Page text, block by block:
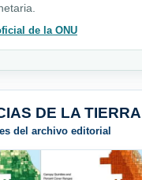
de la ONU
DE LA TIERRA
del archivo editorial